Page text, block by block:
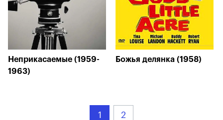
Неприкасаемые (1959-
1963)
Божья делянка (1958)
1 2